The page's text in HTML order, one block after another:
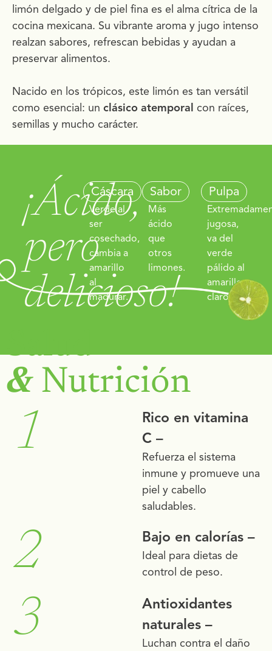
limón delgado y de piel fina es el alma cítrica de la
cocina mexicana. Su vibrante aroma y jugo intenso
realzan sabores, refrescan bebidas y ayudan a
preservar alimentos.
Nacido en los trópicos, este limón es tan versátil
como esencial: un clásico atemporal con raíces,
semillas y mucho carácter.
¡Ácido,
pero
delicioso!
Cáscara
Verde al
ser
cosechado,
cambia a
amarillo
al
madurar.
Sabor
Más
ácido
que
otros
limones.
Pulpa
jugosa,
va del
verde
pálido al
amarillo
claro.
Salud
&Nutrición
1
Rico en vitamina
C –
Refuerza el sistema
inmune y promueve una
piel y cabello
saludables.
2 Bajo en calorías –
Ideal para dietas de
control de peso.
3
Antioxidantes
naturales –
Luchan contra el daño